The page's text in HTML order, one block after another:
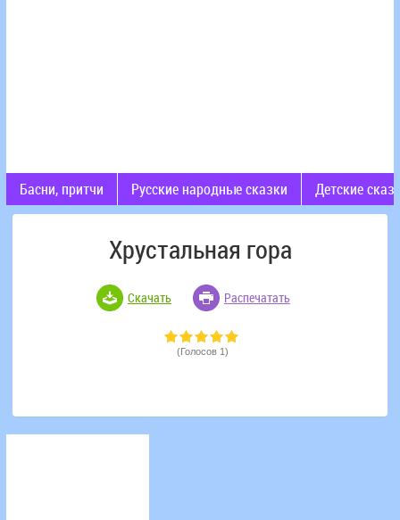
Басни, притчи Русские народные сказки Детские
Хрустальная гора
Скачать Распечатать
(Голосов 1)